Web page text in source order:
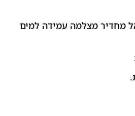
מחדיר מצלמה עמידה למים